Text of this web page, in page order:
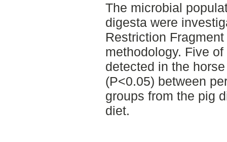
The microbial
digesta were
Restriction
methodology. Five
detected in the
(P<0.05) between
groups from the pig
diet.